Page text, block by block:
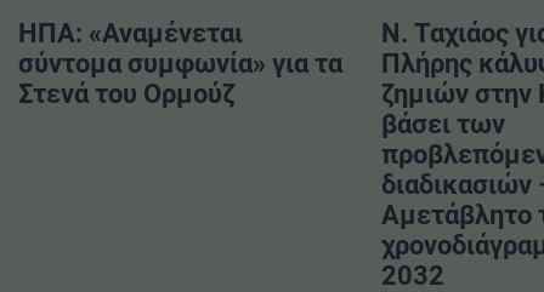
ΗΠΑ: «Αναμένεται
σύντομα συμφωνία» για τα
Στενά του Ορμούζ
Ν. Ταχιάος
Πλήρης
ζημιών στην
βάσει των
διαδικασιών
Αμετάβλητο
2032